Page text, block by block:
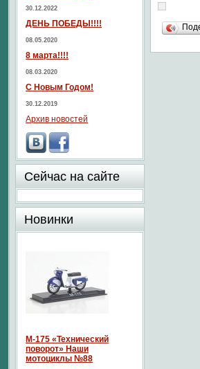
30.12.2022
ДЕНЬ ПОБЕДЫ!!!!
08.05.2020
8 марта!!!!
08.03.2020
С Новым Годом!
30.12.2019
Архив новостей
Сейчас на сайте
Новинки
М-175 «Технический
поворот» Наши
мотоциклы №88